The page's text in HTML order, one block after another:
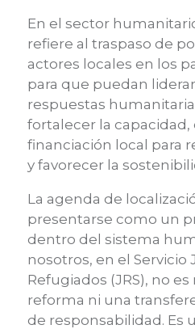
En el sector
refiere al traspaso de
actores locales en los
para que puedan
respuestas
fortalecer la capacidad,
financiación local para
y favorecer la
La agenda de
presentarse como un
dentro del sistema
nosotros, en el Servicio
Refugiados (JRS), no
reforma ni una
de responsabilidad. Es